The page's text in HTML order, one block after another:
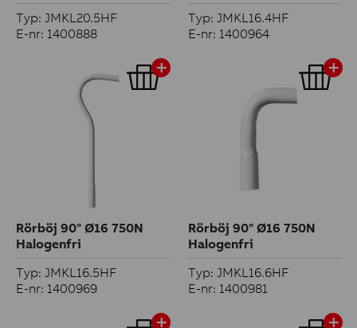
Typ: JMKL20.5HF
E-nr: 1400888
Typ: JMKL16.4HF
E-nr: 1400964
Rörböj 90° Ø16 750N
Halogenfri
Typ: JMKL16.5HF
E-nr: 1400969
Rörböj 90° Ø16 750N
Halogenfri
Typ: JMKL16.6HF
E-nr: 1400981